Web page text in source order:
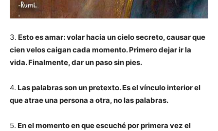
3. Esto es amar: volar hacia un cielo secreto, causar que
cien velos caigan cada momento. Primero dejar ir la
vida. Finalmente, dar un paso sin pies.
4. Las palabras son un pretexto. Es el vínculo interior el
que atrae una persona a otra, no las palabras.
5. En el momento en que escuché por primera vez el